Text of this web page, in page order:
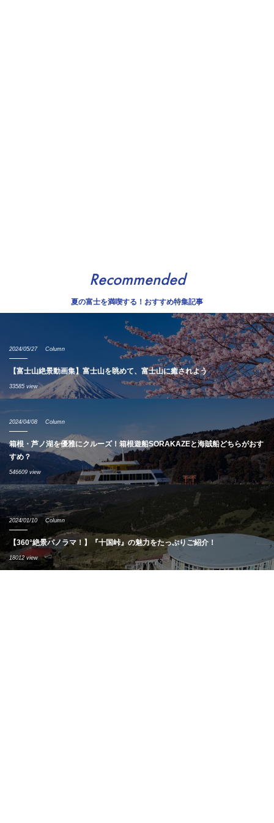
Recommended
夏の富士を満喫する！おすすめ特集記事
2024/05/27 Column
【富士山絶景動画集】富士山を眺めて、富士山に癒されよう
33585 view
2024/04/08 Column
箱根・芦ノ湖を優雅にクルーズ！箱根遊船SORAKAZEと海賊船どちらがおす
すめ？
546609 view
2024/01/10 Column
【360°絶景パノラマ！】『十国峠』の魅力をたっぷりご紹介！
18012 view